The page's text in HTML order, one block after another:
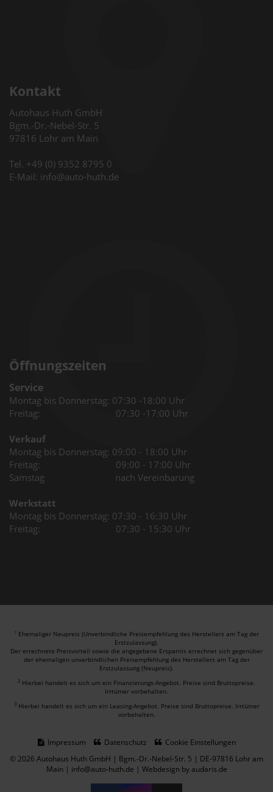
Kontakt
Autohaus Huth GmbH
Bgm.-Dr.-Nebel-Str. 5
97816 Lohr am Main
Tel. +49 (0) 9352 8795 0
E-Mail: info@auto-huth.de
Öffnungszeiten
Service
Montag bis Donnerstag: 07:30 -18:00 Uhr
Freitag: 07:30 -17:00 Uhr
Verkauf
Montag bis Donnerstag: 09:00 - 18:00 Uhr
Freitag: 09:00 - 17:00 Uhr
Samstag nach Vereinbarung
Werkstatt
Montag bis Donnerstag: 07:30 - 16:30 Uhr
Freitag: 07:30 - 15:30 Uhr
1 Ehemaliger Neupreis (Unverbindliche Preisempfehlung des Herstellers am Tag der
Erstzulassung).
Der errechnete Preisvorteil sowie die angegebene Ersparnis errechnet sich gegenüber
der ehemaligen unverbindlichen Preisempfehlung des Herstellers am Tag der
Erstzulassung (Neupreis).
2 Hierbei handelt es sich um ein Finanzierungs-Angebot. Preise sind Bruttopreise.
Irrtümer vorbehalten.
3 Hierbei handelt es sich um ein Leasing-Angebot. Preise sind Bruttopreise. Irrtümer
vorbehalten.
Impressum Datenschutz
Cookie Einstellungen
© 2026 Autohaus Huth GmbH | Bgm.-Dr.-Nebel-Str. 5 | DE-97816 Lohr am
Main | info@auto-huth.de | Webdesign by audaris.de